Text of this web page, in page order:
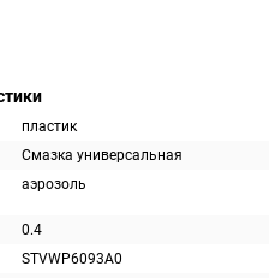
пластик
Смазка универсальная
аэрозоль
0.4
STVWP6093A0